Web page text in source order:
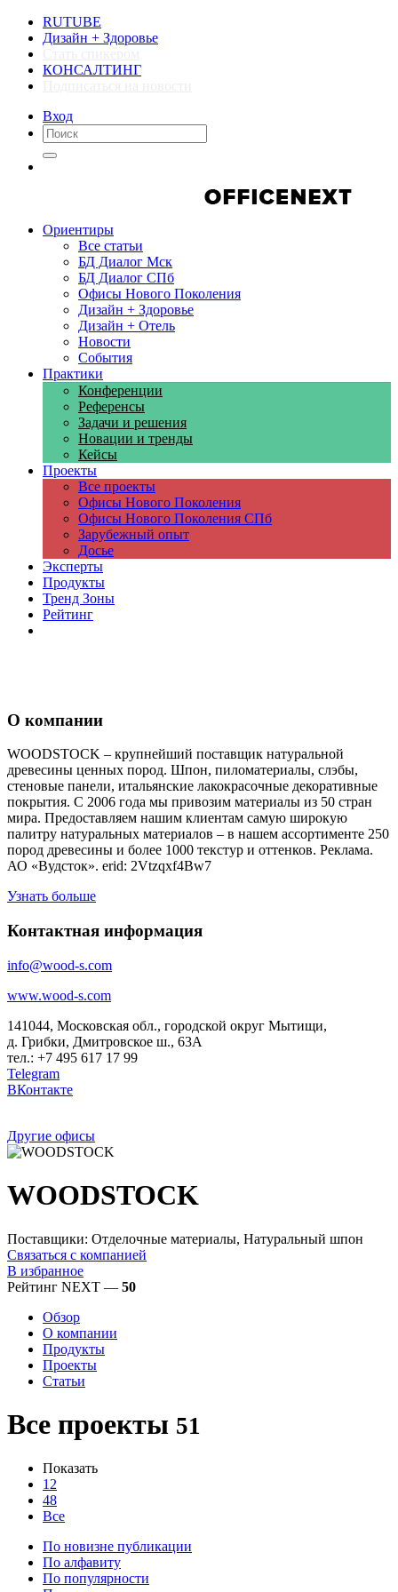
RUTUBE
Дизайн + Здоровье
КОНСАЛТИНГ
Вход
Ориентиры
Все статьи
БД Диалог Мск
БД Диалог СПб
Офисы Нового Поколения
Дизайн + Здоровье
Дизайн + Отель
Новости
События
Практики
Конференции
Референсы
Задачи и решения
Новации и тренды
Кейсы
Проекты
Все проекты
Офисы Нового Поколения
Офисы Нового Поколения СПб
Зарубежный опыт
Досье
Эксперты
Продукты
Тренд Зоны
Рейтинг
О компании
WOODSTOCK – крупнейший поставщик натуральной
древесины ценных пород. Шпон, пиломатериалы, слэбы,
стеновые панели, итальянские лакокрасочные декоративные
покрытия. С 2006 года мы привозим материалы из 50 стран
мира. Предоставляем нашим клиентам самую широкую
палитру натуральных материалов – в нашем ассортименте 250
пород древесины и более 1000 текстур и оттенков. Реклама.
АО «Вудсток». erid: 2Vtzqxf4Bw7
Узнать больше
Контактная информация
info@wood-s.com
www.wood-s.com
141044, Московская обл., городской округ Мытищи,
д. Грибки, Дмитровское ш., 63А
тел.: +7 495 617 17 99
Telegram
ВКонтакте
Другие офисы
WOODSTOCK
Поставщики: Отделочные материалы, Натуральный шпон
Связаться с компанией
В избранное
Рейтинг NEXT — 50
Обзор
О компании
Продукты
Проекты
Статьи
Все проекты 51
Показать
12
48
Все
По новизне публикации
По алфавиту
По популярности